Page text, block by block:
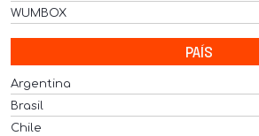
WUMBOX
PAÍS
Argentina
Brasil
Chile